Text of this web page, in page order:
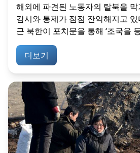
해외에 파견된 노동자의 탈북을
감시와 통제가 점점 잔악해지고
근 북한이 포치문을 통해 ‘조국을
더보기